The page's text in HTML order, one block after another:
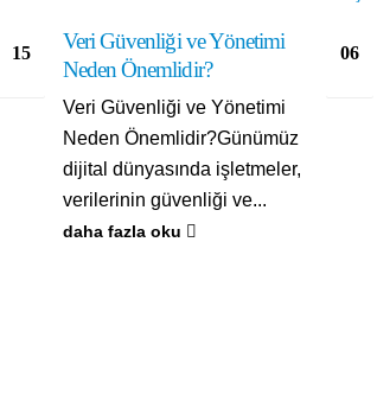
15
Veri Güvenliği ve Yönetimi
Neden Önemlidir?
Veri Güvenliği ve Yönetimi
Neden Önemlidir?Günümüz
dijital dünyasında işletmeler,
verilerinin güvenliği ve...
daha fazla oku
06